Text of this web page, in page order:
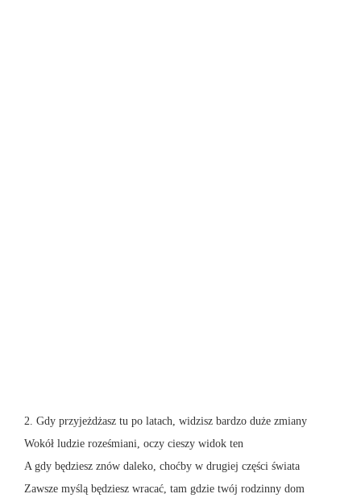
2. Gdy przyjeżdżasz tu po latach, widzisz bardzo duże zmiany
Wokół ludzie roześmiani, oczy cieszy widok ten
A gdy będziesz znów daleko, choćby w drugiej części świata
Zawsze myślą będziesz wracać, tam gdzie twój rodzinny dom